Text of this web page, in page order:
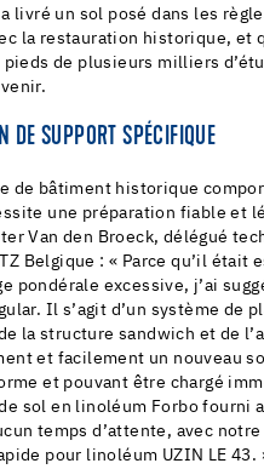
livré un sol posé dans les
la restauration historique, et
de plusieurs milliers
DE SUPPORT SPÉCIFIQUE
de bâtiment historique
une préparation fiable et
Van den Broeck, délégué
Belgique : « Parce qu’il était
pondérale excessive, j’ai
Il s’agit d’un système de
la structure sandwich et de
et facilement un nouveau
et pouvant être chargé
sol en linoléum Forbo fourni
temps d’attente, avec
pour linoléum UZIN LE 43.